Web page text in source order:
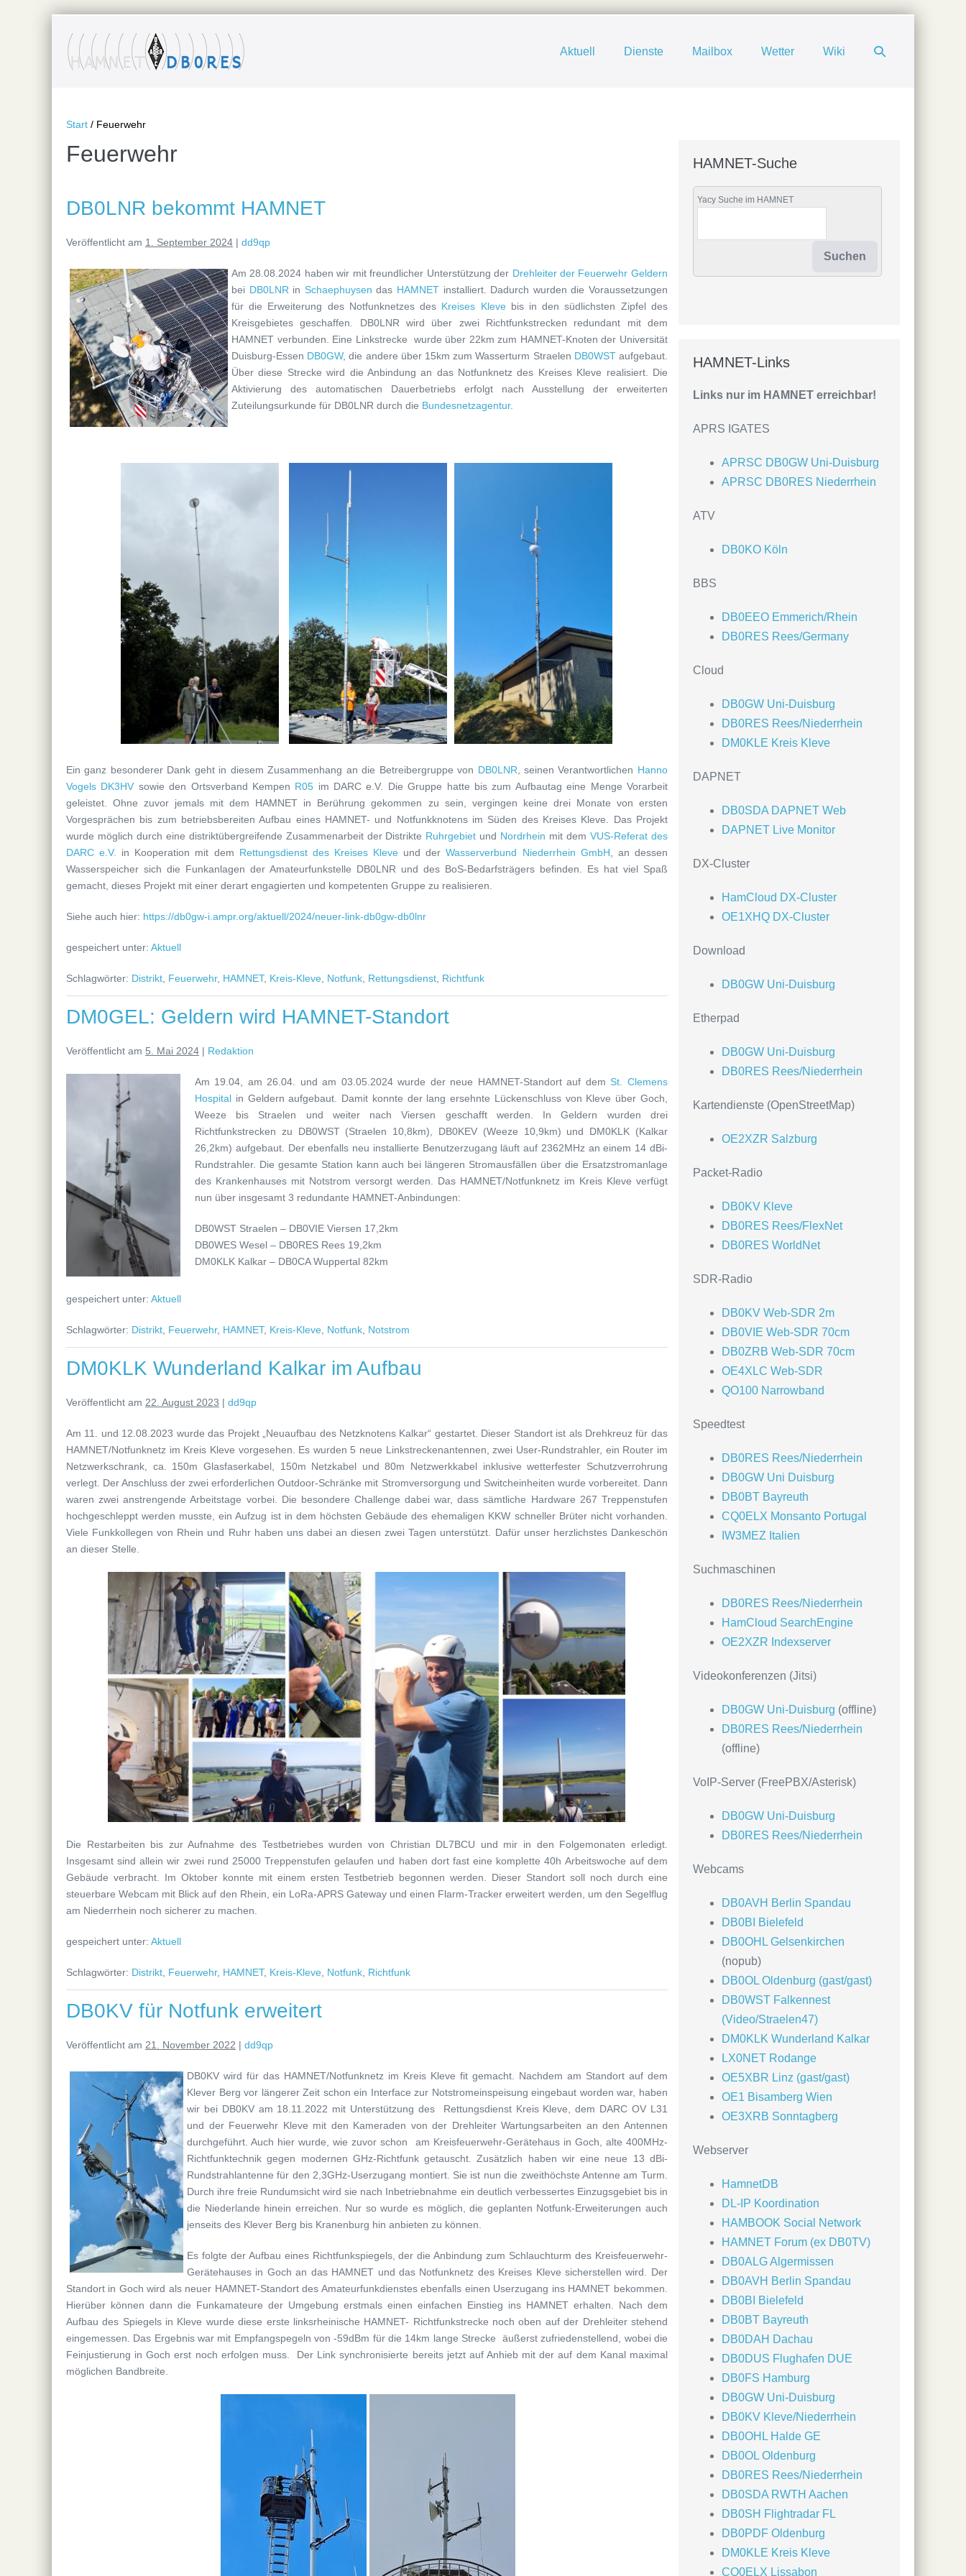
Aktuell Dienste Mailbox Wetter Wiki
Suche-
Start / Feuerwehr
Feuerwehr
DB0LNR bekommt HAMNET
Veröffentlicht am 1. September 2024 | dd9qp
Am 28.08.2024 haben wir mit freundlicher Unterstützung der Drehleiter der Feuerwehr Geldern
bei DB0LNR in Schaephuysen das HAMNETinstalliert. Dadurch wurden die Voraussetzungen
für die Erweiterung des Notfunknetzes des Kreises Klevebis in den südlichsten Zipfel des
Kreisgebietes geschaffen. DB0LNR wird über zwei Richtfunkstrecken redundant mit dem
HAMNET verbunden. Eine Linkstrecke wurde über 22km zum HAMNET-Knoten der Universität
Duisburg-Essen DB0GW, die andere über 15km zum Wasserturm Straelen DB0WSTaufgebaut.
Über diese Strecke wird die Anbindung an das Notfunknetz des Kreises Kleve realisiert. Die
Aktivierung des automatischen Dauerbetriebs erfolgt nach Ausstellung der erweiterten
Zuteilungsurkunde für DB0LNR durch die Bundesnetzagentur.
Ein ganz besonderer Dank geht in diesem Zusammenhang an die Betreibergruppe von DB0LNR , seinen Verantwortlichen Hanno
Vogels DK3HV sowie den Ortsverband Kempen R05 im DARC e.V. Die Gruppe hatte bis zum Aufbautag eine Menge Vorarbeit
geleistet. Ohne zuvor jemals mit dem HAMNET in Berührung gekommen zu sein, vergingen keine drei Monate von ersten
Vorgesprächen bis zum betriebsbereiten Aufbau eines HAMNET- und Notfunkknotens im Süden des Kreises Kleve. Das Projekt
wurde möglich durch eine distriktübergreifende Zusammenarbeit der Distrikte Ruhrgebiet und Nordrhein mit dem VUS-Referat des
DARC e.V.
in Kooperation mit dem Rettungsdienst des Kreises Kleve und derWasserverbund Niederrhein GmbH , an dessen
Wasserspeicher sich die Funkanlagen der Amateurfunkstelle DB0LNR und des BoS-Bedarfsträgers befinden. Es hat viel Spaß
gemacht, dieses Projekt mit einer derart engagierten und kompetenten Gruppe zu realisieren.
Siehe auch hier: https://db0gw-i.ampr.org/aktuell/2024/neuer-link-db0gw-db0lnr
gespeichert unter: Aktuell
Schlagwörter: Distrikt Feuerwehr, HAMNET, Kreis-Kleve Notfunk Rettungsdienst Richtfunk
DM0GEL: Geldern wird HAMNET-Standort
Veröffentlicht am 5. Mai 2024 | Redaktion
Am 19.04, am 26.04. und am 03.05.2024 wurde der neue HAMNET-Standort auf dem St. Clemens
Hospital in Geldern aufgebaut. Damit konnte der lang ersehnte Lückenschluss von Kleve über Goch,
Weeze bis Straelen und weiter nach Viersen geschafft werden. In Geldern wurden drei
Richtfunkstrecken zu DB0WST (Straelen 10,8km), DB0KEV (Weeze 10,9km) und DM0KLK (Kalkar
26,2km) aufgebaut. Der ebenfalls neu installierte Benutzerzugang läuft auf 2362MHz an einem 14 dBi-
Rundstrahler. Die gesamte Station kann auch bei längeren Stromausfällen über die Ersatzstromanlage
des Krankenhauses mit Notstrom versorgt werden. Das HAMNET/Notfunknetz im Kreis Kleve verfügt
nun über insgesamt 3 redundante HAMNET-Anbindungen:
DB0WST Straelen – DB0VIE Viersen 17,2km
DB0WES Wesel – DB0RES Rees 19,2km
DM0KLK Kalkar – DB0CA Wuppertal 82km
gespeichert unter: Aktuell
Schlagwörter: Distrikt Feuerwehr, HAMNET, Kreis-Kleve Notfunk Notstrom
DM0KLK Wunderland Kalkar im Aufbau
Veröffentlicht am 22. August 2023 | dd9qp
Am 11. und 12.08.2023 wurde das Projekt „Neuaufbau des Netzknotens Kalkar“ gestartet. Dieser Standort ist als Drehkreuz für das
HAMNET/Notfunknetz im Kreis Kleve vorgesehen. Es wurden 5 neue Linkstreckenantennen, zwei User-Rundstrahler, ein Router im
Netzwerkschrank, ca. 150m Glasfaserkabel, 150m Netzkabel und 80m Netzwerkkabel inklusive wetterfester Schutzverrohrung
verlegt. Der Anschluss der zwei erforderlichen Outdoor-Schränke mit Stromversorgung und Switcheinheiten wurde vorbereitet. Dann
waren zwei anstrengende Arbeitstage vorbei. Die besondere Challenge dabei war, dass sämtliche Hardware 267 Treppenstufen
hochgeschleppt werden musste, ein Aufzug ist in dem höchsten Gebäude des ehemaligen KKW schneller Brüter nicht vorhanden.
Viele Funkkollegen von Rhein und Ruhr haben uns dabei an diesen zwei Tagen unterstützt. Dafür unser herzlichstes Dankeschön
an dieser Stelle.
Die Restarbeiten bis zur Aufnahme des Testbetriebes wurden von Christian DL7BCU und mir in den Folgemonaten erledigt.
Insgesamt sind allein wir zwei rund 25000 Treppenstufen gelaufen und haben dort fast eine komplette 40h Arbeitswoche auf dem
Gebäude verbracht. Im Oktober konnte mit einem ersten Testbetrieb begonnen werden. Dieser Standort soll noch durch eine
steuerbare Webcam mit Blick auf den Rhein, ein LoRa-APRS Gateway und einen Flarm-Tracker erweitert werden, um den Segelflug
am Niederrhein noch sicherer zu machen.
gespeichert unter: Aktuell
Schlagwörter: Distrikt Feuerwehr, HAMNET, Kreis-Kleve Notfunk Richtfunk
DB0KV für Notfunk erweitert
Veröffentlicht am 21. November 2022 | dd9qp
DB0KV wird für das HAMNET/Notfunknetz im Kreis Kleve fit gemacht. Nachdem am Standort auf dem
Klever Berg vor längerer Zeit schon ein Interface zur Notstromeinspeisung eingebaut worden war, haben
wir bei DB0KV am 18.11.2022 mit Unterstützung des Rettungsdienst Kreis Kleve, dem DARC OV L31
und der Feuerwehr Kleve mit den Kameraden von der Drehleiter Wartungsarbeiten an den Antennen
durchgeführt. Auch hier wurde, wie zuvor schon am Kreisfeuerwehr-Gerätehaus in Goch, alte 400MHz-
Richtfunktechnik gegen modernen GHz-Richtfunk getauscht. Zusätzlich haben wir eine neue 13 dBi-
Rundstrahlantenne für den 2,3GHz-Userzugang montiert. Sie ist nun die zweithöchste Antenne am Turm.
Durch ihre freie Rundumsicht wird sie nach Inbetriebnahme ein deutlich verbessertes Einzugsgebiet bis in
die Niederlande hinein erreichen. Nur so wurde es möglich, die geplanten Notfunk-Erweiterungen auch
jenseits des Klever Berg bis Kranenburg hin anbieten zu können.
Es folgte der Aufbau eines Richtfunkspiegels, der die Anbindung zum Schlauchturm des Kreisfeuerwehr-
Gerätehauses in Goch an das HAMNET und das Notfunknetz des Kreises Kleve sicherstellen wird. Der
Standort in Goch wird als neuer HAMNET-Standort des Amateurfunkdienstes ebenfalls einen Userzugang ins HAMNET bekommen.
Hierüber können dann die Funkamateure der Umgebung erstmals einen einfachen Einstieg ins HAMNET erhalten. Nach dem
Aufbau des Spiegels in Kleve wurde diese erste linksrheinische HAMNET- Richtfunkstrecke noch oben auf der Drehleiter stehend
eingemessen. Das Ergebnis war mit Empfangspegeln von -59dBm für die 14km lange Strecke äußerst zufriedenstellend, wobei die
Feinjustierung in Goch erst noch erfolgen muss. Der Link synchronisierte bereits jetzt auf Anhieb mit der auf dem Kanal maximal
möglichen Bandbreite.
HAMNET-Suche
Yacy Suche im HAMNET
HAMNET-Links
Links nur im HAMNET erreichbar!
APRS IGATES
APRSC DB0GW Uni-Duisburg
APRSC DB0RES Niederrhein
ATV
DB0KO Köln
BBS
DB0EEO Emmerich/Rhein
DB0RES Rees/Germany
Cloud
DB0GW Uni-Duisburg
DB0RES Rees/Niederrhein
DM0KLE Kreis Kleve
DAPNET
DB0SDA DAPNET Web
DAPNET Live Monitor
DX-Cluster
HamCloud DX-Cluster
OE1XHQ DX-Cluster
Download
DB0GW Uni-Duisburg
Etherpad
DB0GW Uni-Duisburg
DB0RES Rees/Niederrhein
Kartendienste (OpenStreetMap)
OE2XZR Salzburg
Packet-Radio
DB0KV Kleve
DB0RES Rees/FlexNet
DB0RES WorldNet
SDR-Radio
DB0KV Web-SDR 2m
DB0VIE Web-SDR 70cm
DB0ZRB Web-SDR 70cm
OE4XLC Web-SDR
QO100 Narrowband
Speedtest
DB0RES Rees/Niederrhein
DB0GW Uni Duisburg
DB0BT Bayreuth
CQ0ELX Monsanto Portugal
IW3MEZ Italien
Suchmaschinen
DB0RES Rees/Niederrhein
HamCloud SearchEngine
OE2XZR Indexserver
Videokonferenzen (Jitsi)
DB0GW Uni-Duisburg (offline)
DB0RES Rees/Niederrhein
(offline)
VoIP-Server (FreePBX/Asterisk)
DB0GW Uni-Duisburg
DB0RES Rees/Niederrhein
Webcams
DB0AVH Berlin Spandau
DB0BI Bielefeld
DB0OHL Gelsenkirchen
(nopub)
DB0OL Oldenburg (gast/gast)
DB0WST Falkennest
(Video/Straelen47)
DM0KLK Wunderland Kalkar
LX0NET Rodange
OE5XBR Linz (gast/gast)
OE1 Bisamberg Wien
OE3XRB Sonntagberg
Webserver
HamnetDB
DL-IP Koordination
HAMBOOK Social Network
HAMNET Forum (ex DB0TV)
DB0ALG Algermissen
DB0AVH Berlin Spandau
DB0BI Bielefeld
DB0BT Bayreuth
DB0DAH Dachau
DB0DUS Flughafen DUE
DB0FS Hamburg
DB0GW Uni-Duisburg
DB0KV Kleve/Niederrhein
DB0OHL Halde GE
DB0OL Oldenburg
DB0RES Rees/Niederrhein
DB0SDA RWTH Aachen
DB0SH Flightradar FL
DB0PDF Oldenburg
DM0KLE Kreis Kleve
CQ0ELX Lissabon